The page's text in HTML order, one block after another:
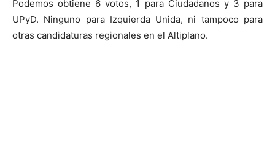
Podemos obtiene 6 votos, 1 para Ciudadanos y 3 para
UPyD. Ninguno para Izquierda Unida, ni tampoco para
otras candidaturas regionales en el Altiplano.